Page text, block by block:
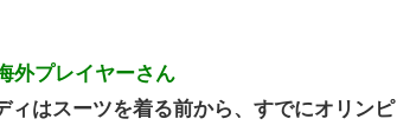
外プレイヤーさん
ィはスーツを着る前から、すでにオリンピ